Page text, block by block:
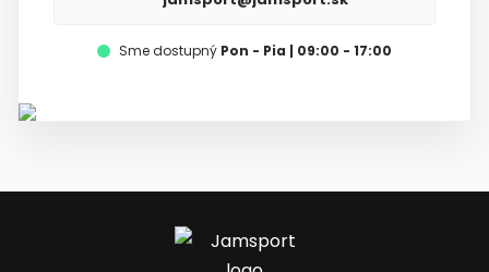
Sme dostupný Pon - Pia | 09:00 - 17:00